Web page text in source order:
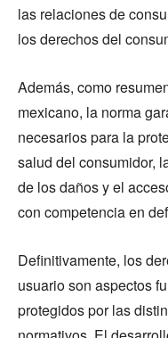
las relaciones de
los derechos del
Además, como
mexicano, la norma
necesarios para la
salud del consumidor,
de los daños y el
con competencia en
Definitivamente, los
usuario son aspectos
protegidos por las